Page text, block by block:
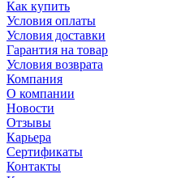
Как купить
Условия оплаты
Условия доставки
Гарантия на товар
Условия возврата
Компания
О компании
Новости
Отзывы
Карьера
Сертификаты
Контакты